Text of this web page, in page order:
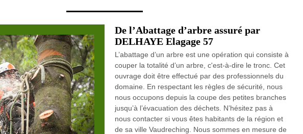
De l’Abattage d’arbre assuré par
DELHAYE Elagage 57
L’abattage d’un arbre est une opération qui consiste à
couper la totalité d’un arbre, c'est-à-dire le tronc. Cet
ouvrage doit être effectué par des professionnels du
domaine. En respectant les règles de sécurité, nous
nous occupons depuis la coupe des petites branches
jusqu’à l’évacuation des déchets. N’hésitez pas à
nous contacter si vous êtes habitants de la région et
de sa ville Vaudreching. Nous sommes en mesure de